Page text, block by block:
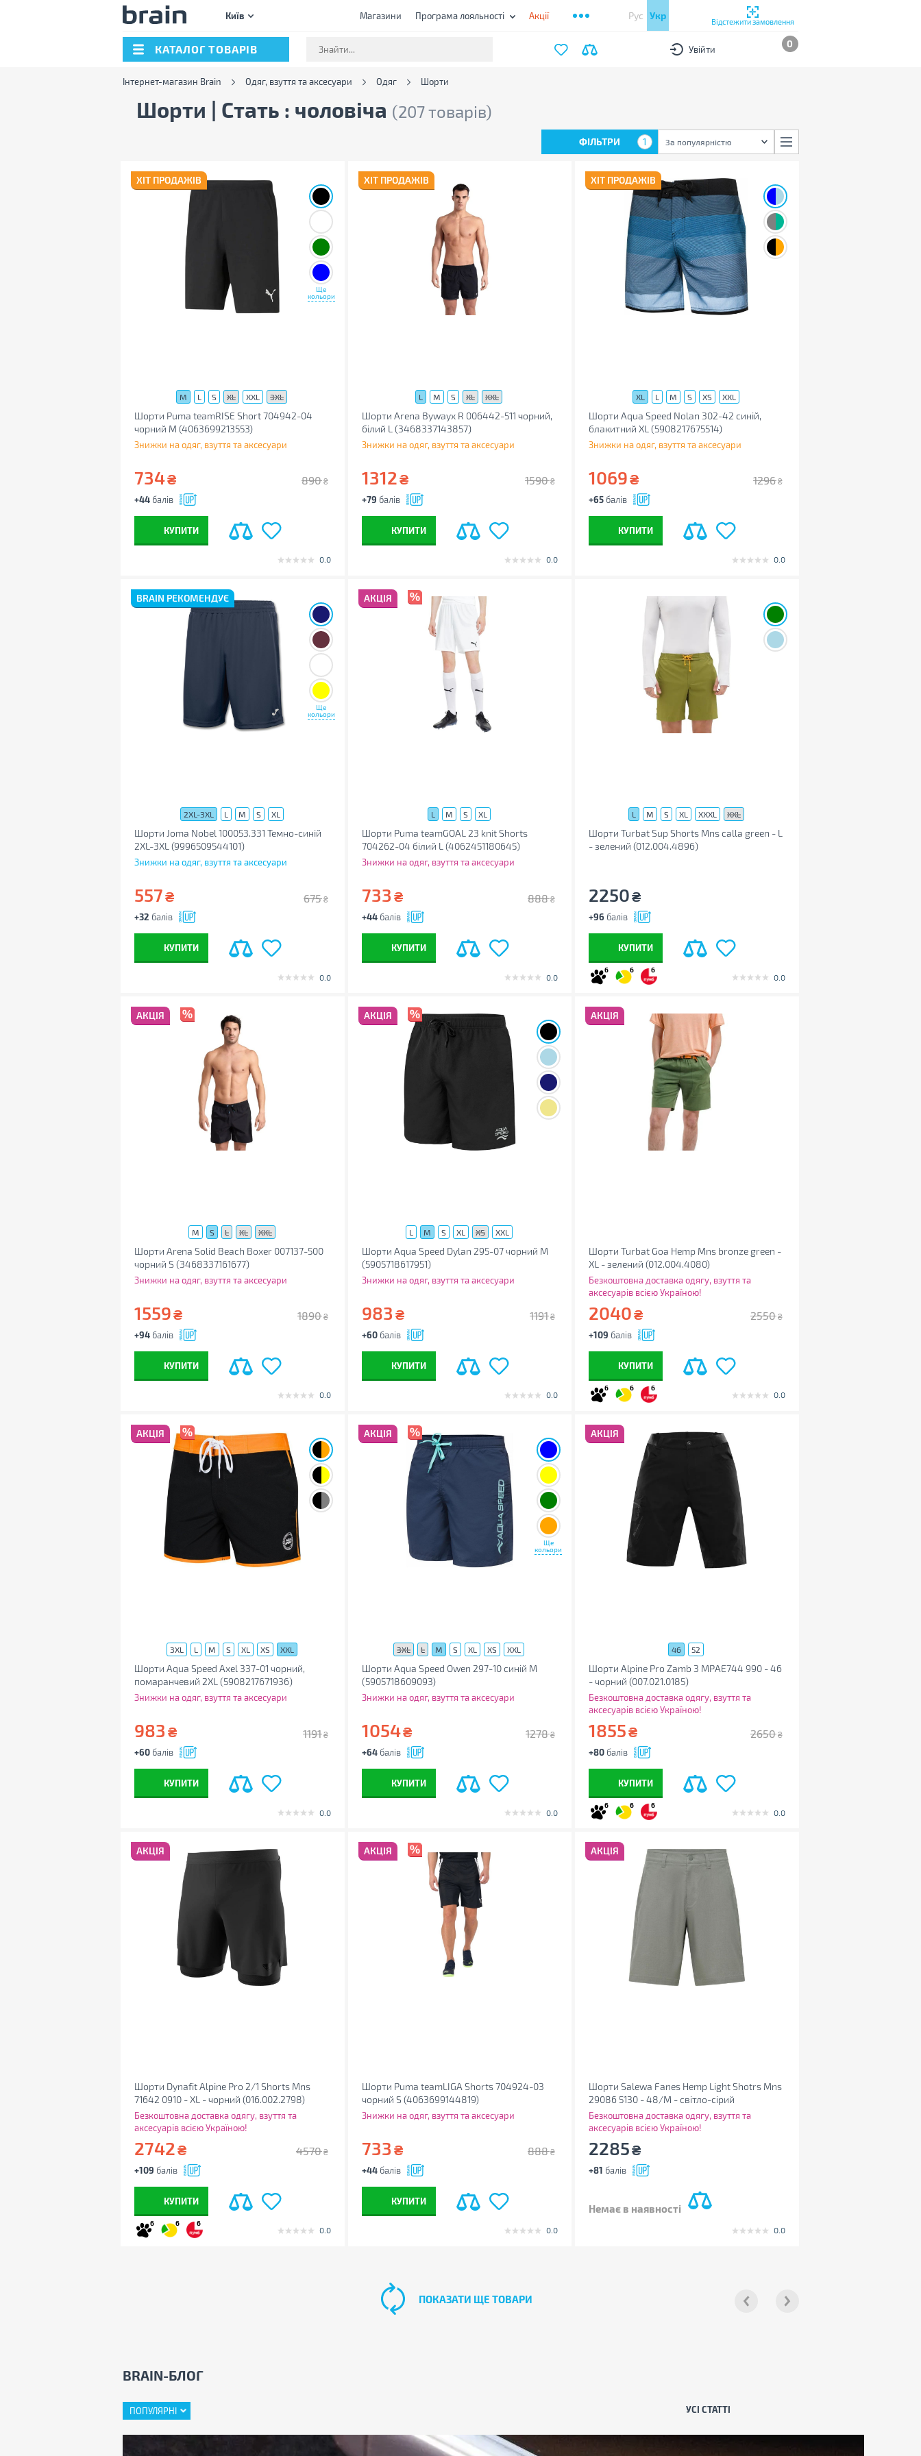
Київ Магазини Програма лояльності Акції Рус Укр
Відстежити замовлення
КАТАЛОГ ТОВАРІВ Увійти 0
Інтернет-магазин Brain Одяг, взуття та аксесуари Одяг Шорти
Шорти | Стать : чоловіча (207 товарів)
ФІЛЬТРИ 1 За популярністю
ХІТ ПРОДАЖІВ
Ще
кольори
M L S XL XXL 3XL
Шорти Puma teamRISE Short 704942-04
чорний M (4063699213553)
Знижки на одяг, взуття та аксесуари
734₴ 890 ₴
+44 балів
КУПИТИ
0.0
ХІТ ПРОДАЖІВ
L M S XL XXL
Шорти Arena Bywayx R 006442-511 чорний,
білий L (3468337143857)
Знижки на одяг, взуття та аксесуари
1312₴ 1590 ₴
+79 балів
КУПИТИ
0.0
ХІТ ПРОДАЖІВ
XL L M S XS XXL
Шорти Aqua Speed Nolan 302-42 cиній,
блакитний XL (5908217675514)
Знижки на одяг, взуття та аксесуари
1069₴ 1296 ₴
+65 балів
КУПИТИ
0.0
BRAIN РЕКОМЕНДУЄ
Ще
кольори
2XL-3XL L M S XL
Шорти Joma Nobel 100053.331 Темно-синій
2XL-3XL (9996509544101)
Знижки на одяг, взуття та аксесуари
557₴ 675 ₴
+32 балів
КУПИТИ
0.0
АКЦІЯ
L M S XL
Шорти Puma teamGOAL 23 knit Shorts
704262-04 білий L (4062451180645)
Знижки на одяг, взуття та аксесуари
733 ₴ 888 ₴
+44балів
КУПИТИ
0.0
L M S XL XXXL XXL
Шорти Turbat Sup Shorts Mns calla green - L
- зелений (012.004.4896)
2250₴
+96 балів
КУПИТИ
6 6 6
0.0
АКЦІЯ
M S L XL XXL
Шорти Arena Solid Beach Boxer 007137-500
чорний S (3468337161677)
Знижки на одяг, взуття та аксесуари
1559₴ 1890 ₴
+94 балів
КУПИТИ
0.0
АКЦІЯ
L M S XL XS XXL
Шорти Aqua Speed Dylan 295-07 чорний M
(5905718617951)
Знижки на одяг, взуття та аксесуари
983 ₴ 1191 ₴
+60балів
КУПИТИ
0.0
АКЦІЯ
Шорти Turbat Goa Hemp Mns bronze green -
XL - зелений (012.004.4080)
Безкоштовна доставка одягу, взуття та
аксесуарів всією Україною!
2040₴ 2550 ₴
+109 балів
КУПИТИ
6 6 6
0.0
АКЦІЯ
3XL L M S XL XS XXL
Шорти Aqua Speed Axel 337-01 чорний,
помаранчевий 2XL (5908217671936)
Знижки на одяг, взуття та аксесуари
983 ₴ 1191 ₴
+60 балів
КУПИТИ
0.0
АКЦІЯ
Ще
кольори
3XL L M S XL XS XXL
Шорти Aqua Speed Owen 297-10 синій M
(5905718609093)
Знижки на одяг, взуття та аксесуари
1054₴ 1278 ₴
+64балів
КУПИТИ
0.0
АКЦІЯ
46 52
Шорти Alpine Pro Zamb 3 MPAE744 990 - 46
- чорний (007.021.0185)
Безкоштовна доставка одягу, взуття та
аксесуарів всією Україною!
1855₴ 2650 ₴
+80 балів
КУПИТИ
6 6 6
0.0
АКЦІЯ
Шорти Dynafit Alpine Pro 2/1 Shorts Mns
71642 0910 - XL - чорний (016.002.2798)
Безкоштовна доставка одягу, взуття та
аксесуарів всією Україною!
2742₴ 4570 ₴
+109 балів
КУПИТИ
6 6 6
0.0
АКЦІЯ
Шорти Puma teamLIGA Shorts 704924-03
чорний S (4063699144819)
Знижки на одяг, взуття та аксесуари
733 ₴ 888 ₴
+44балів
КУПИТИ
0.0
АКЦІЯ
Шорти Salewa Fanes Hemp Light Shotrs Mns
29086 5130 - 48/M - світло-сірий
(013.012.1267)
Безкоштовна доставка одягу, взуття та
аксесуарів всією Україною!
2285₴
+81 балів
Немає в наявності
0.0
ПОКАЗАТИ ЩЕ ТОВАРИ
BRAIN-БЛОГ
ПОПУЛЯРНІ УСІ СТАТТІ